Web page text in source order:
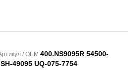
/ OEM 400.NS9095R 54500-
49095 UQ-075-7754